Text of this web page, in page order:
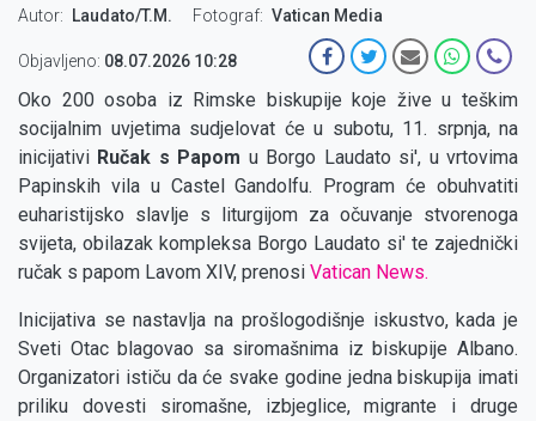
Autor Laudato/T.M. Fotograf Vatican Media
Objavljeno: 08.07.2026 10:28
Oko 200 osoba iz Rimske biskupije koje žive u teškim
socijalnim uvjetima sudjelovat će u subotu, 11. srpnja, na
inicijativi Ručak s Papom u Borgo Laudato si', u vrtovima
Papinskih vila u Castel Gandolfu. Program će obuhvatiti
euharistijsko slavlje s liturgijom za očuvanje stvorenoga
svijeta, obilazak kompleksa Borgo Laudato si' te zajednički
ručak s papom Lavom XIV, prenosi Vatican News.
Inicijativa se nastavlja na prošlogodišnje iskustvo, kada je
Sveti Otac blagovao sa siromašnima iz biskupije Albano.
Organizatori ističu da će svake godine jedna biskupija imati
priliku dovesti siromašne, izbjeglice, migrante i druge